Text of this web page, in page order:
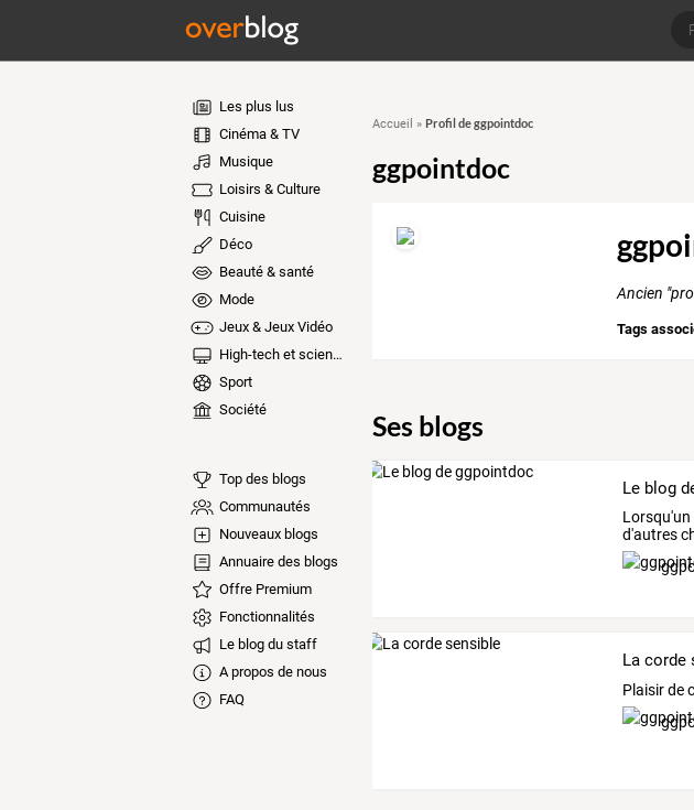
Les plus lus
Cinéma & TV
Musique
Loisirs & Culture
Cuisine
Déco
Beauté & santé
Mode
Jeux & Jeux Vidéo
High-tech et sciences
Sport
Société
Top des blogs
Communautés
Nouveaux blogs
Annuaire des blogs
Offre Premium
Fonctionnalités
Le blog du staff
A propos de nous
FAQ
Accueil » Profil de ggpointdoc
ggpointdoc
Ancien
Tags
Ses blogs
Le blog
Lorsqu'un
d'autres
La corde
Plaisir de